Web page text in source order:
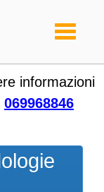
Toggle
informazioni
069968846